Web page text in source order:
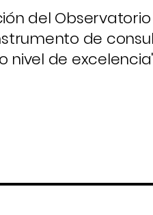
del
de
nivel de